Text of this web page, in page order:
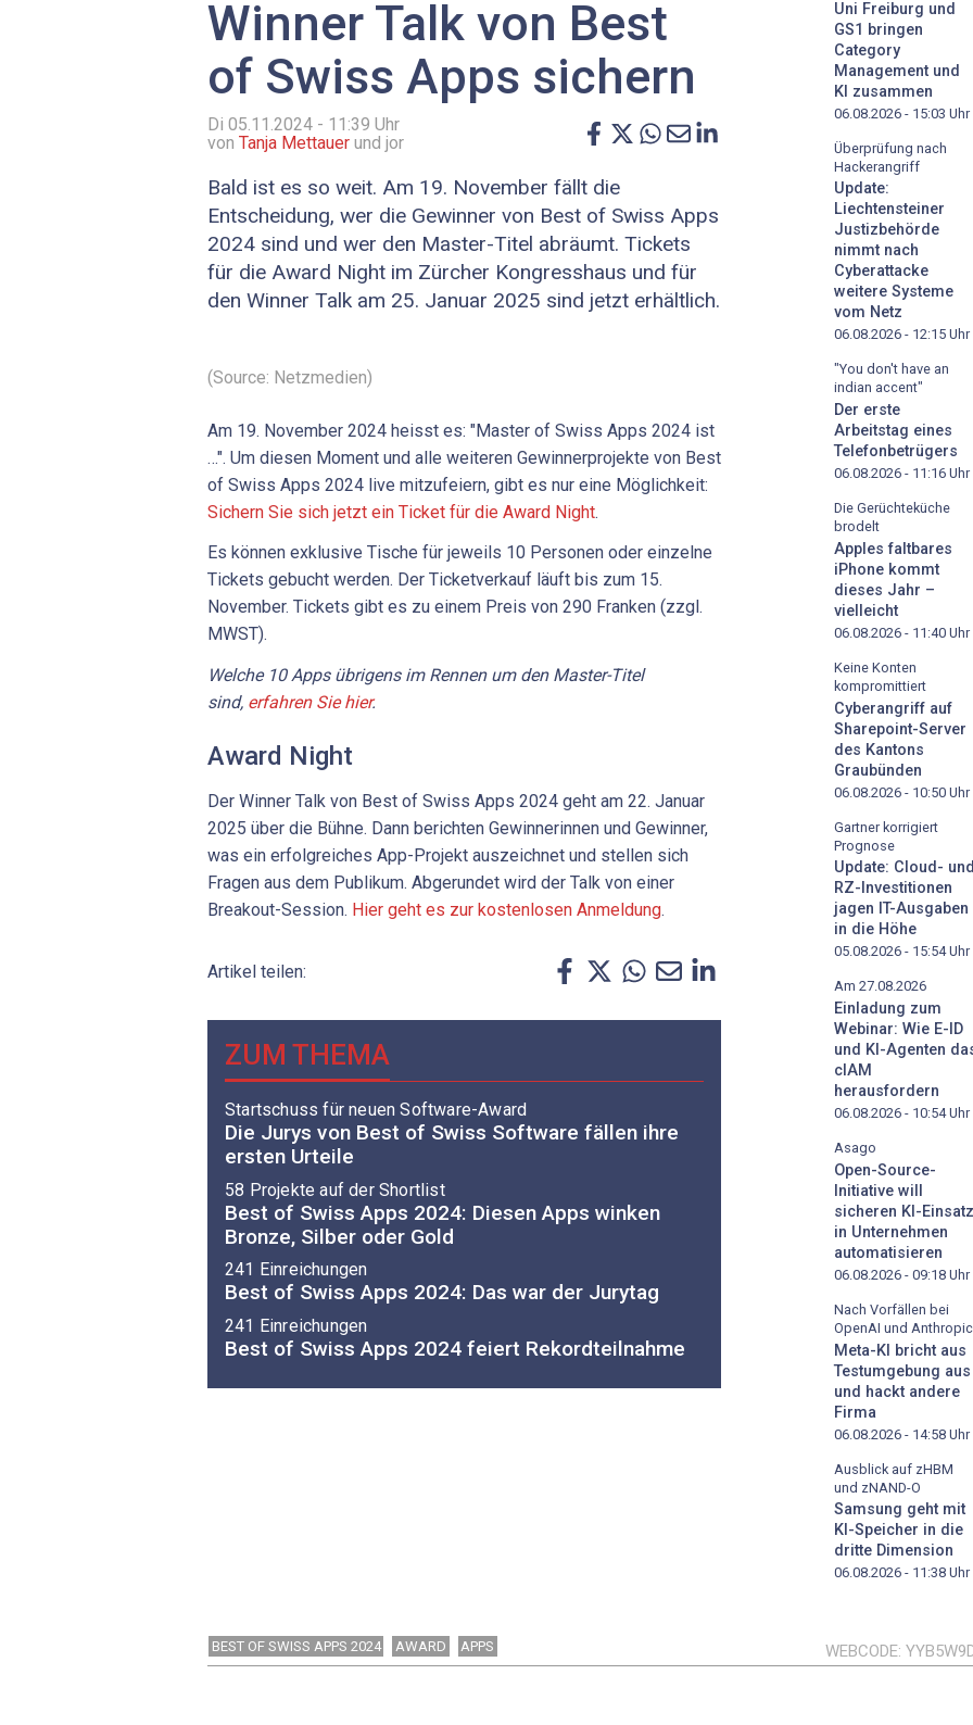
Winner Talk von Best
of Swiss Apps sichern
Di 05.11.2024 - 11:39 Uhr
von Tanja Mettauer und jor
Bald ist es so weit. Am 19. November fällt die
Entscheidung, wer die Gewinner von Best of Swiss Apps
2024 sind und wer den Master-Titel abräumt. Tickets
für die Award Night im Zürcher Kongresshaus und für
den Winner Talk am 25. Januar 2025 sind jetzt erhältlich.
(Source: Netzmedien)
Am 19. November 2024 heisst es: "Master of Swiss Apps 2024 ist
…". Um diesen Moment und alle weiteren Gewinnerprojekte von Best
of Swiss Apps 2024 live mitzufeiern, gibt es nur eine Möglichkeit:
Sichern Sie sich jetzt ein Ticket für die Award Night.
Es können exklusive Tische für jeweils 10 Personen oder einzelne
Tickets gebucht werden. Der Ticketverkauf läuft bis zum 15.
November. Tickets gibt es zu einem Preis von 290 Franken (zzgl.
MWST).
Welche 10 Apps übrigens im Rennen um den Master-Titel
sind, erfahren Sie hier.
Award Night
Der Winner Talk von Best of Swiss Apps 2024 geht am 22. Januar
2025 über die Bühne. Dann berichten Gewinnerinnen und Gewinner,
was ein erfolgreiches App-Projekt auszeichnet und stellen sich
Fragen aus dem Publikum. Abgerundet wird der Talk von einer
Breakout-Session. Hier geht es zur kostenlosen Anmeldung.
Artikel teilen:
ZUM THEMA
Startschuss für neuen Software-Award
Die Jurys von Best of Swiss Software fällen ihre
ersten Urteile
58 Projekte auf der Shortlist
Best of Swiss Apps 2024: Diesen Apps winken
Bronze, Silber oder Gold
241 Einreichungen
Best of Swiss Apps 2024: Das war der Jurytag
241 Einreichungen
Best of Swiss Apps 2024 feiert Rekordteilnahme
Uni Freiburg und
GS1 bringen
Category
Management und
KI zusammen
06.08.2026 - 15:03 Uhr
Überprüfung nach
Hackerangriff
Update:
Liechtensteiner
Justizbehörde
nimmt nach
Cyberattacke
weitere Systeme
vom Netz
06.08.2026 - 12:15 Uhr
"You don't have an
indian accent"
Der erste
Arbeitstag eines
Telefonbetrügers
06.08.2026 - 11:16 Uhr
Die Gerüchteküche
brodelt
Apples faltbares
iPhone kommt
dieses Jahr –
vielleicht
06.08.2026 - 11:40 Uhr
Keine Konten
kompromittiert
Cyberangriff auf
Sharepoint-Server
des Kantons
Graubünden
06.08.2026 - 10:50 Uhr
Gartner korrigiert
Prognose
Update: Cloud- und
RZ-Investitionen
jagen IT-Ausgaben
in die Höhe
05.08.2026 - 15:54Uhr
Am 27.08.2026
Einladung zum
Webinar: Wie E-ID
und KI-Agenten
cIAM
herausfordern
06.08.2026 - 10:54Uhr
Asago
Open-Source-
Initiative will
sicheren KI-Einsatz
in Unternehmen
automatisieren
06.08.2026 - 09:18 Uhr
Nach Vorfällen bei
OpenAI und Anthropic
Meta-KI bricht aus
Testumgebung aus
und hackt andere
Firma
06.08.2026 - 14:58 Uhr
Ausblick auf zHBM
und zNAND-O
Samsung geht mit
KI-Speicher in die
dritte Dimension
06.08.2026 - 11:38 Uhr
BEST OF SWISS APPS 2024 AWARD APPS WEBCODE